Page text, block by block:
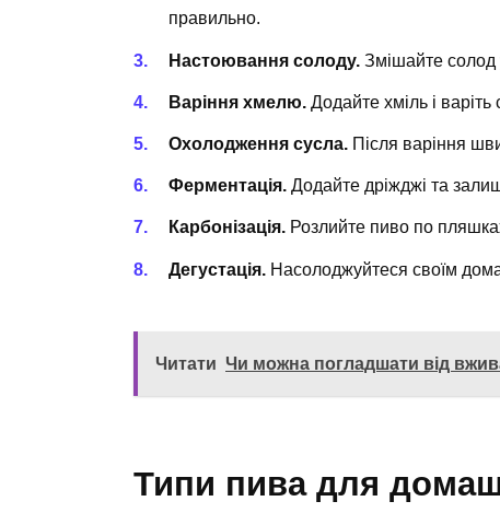
правильно.
Настоювання солоду. Змішайте солод
Варіння хмелю. Додайте хміль і
Охолодження сусла. Після варіння
Ферментація. Додайте дріжджі та
Карбонізація. Розлийте пиво по
Дегустація. Насолоджуйтеся своїм
Читати Чи можна погладшати від
Типи пива для